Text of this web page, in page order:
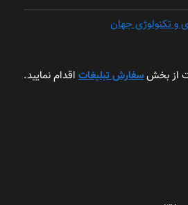
و تکنولوژی جهان
از بخشسفارش تبلیغات اقدام نمایید.